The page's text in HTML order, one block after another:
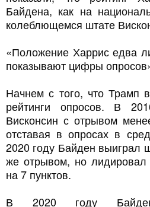
Байдена, как на
колеблющемся штате
«Положение Харрис едва
показывают цифры
Начнем с того, что Трамп
рейтинги опросов. В
Висконсин с отрывом
отставая в опросах в
2020 году Байден выиграл
же отрывом, но
на 7 пунктов.
В 2020 году